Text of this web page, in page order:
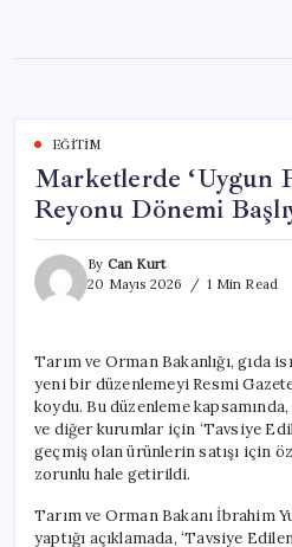
content
EĞITIM
Marketlerde ‘Uygun
Reyonu Dönemi
By Can Kurt
20 Mayıs 2026
1 Min Read
Tarım ve Orman Bakanlığı, gıda
yeni bir düzenlemeyi Resmi
koydu. Bu düzenleme
ve diğer kurumlar için ‘Tavsiye
geçmiş olan ürünlerin satışı için
zorunlu hale getirildi.
Tarım ve Orman Bakanı İbrahim
yaptığı açıklamada, ‘Tavsiye